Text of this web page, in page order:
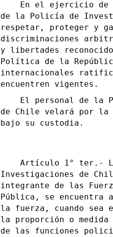
En el ejercicio de
de la Policía de
respetar, proteger y
discriminaciones
y libertades
Política de la
internacionales
encuentren vigentes.
El personal de la
de Chile velará por la
bajo su custodia.
Artículo 1° ter.-
Investigaciones de
integrante de las
Pública, se encuentra
la fuerza, cuando sea
la proporción o medida
de las funciones